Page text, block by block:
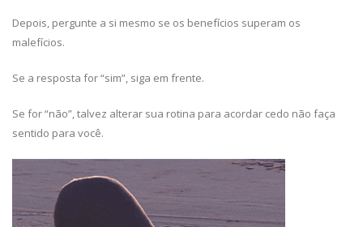
Depois, pergunte a si mesmo se os benefícios superam os
malefícios.
Se a resposta for “sim”, siga em frente.
Se for “não”, talvez alterar sua rotina para acordar cedo não faça
sentido para você.